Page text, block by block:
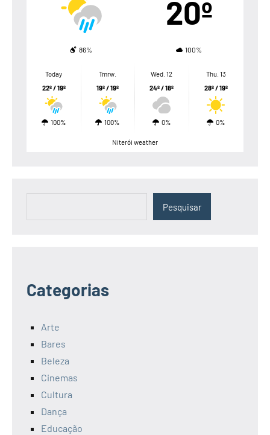
20º
86% 100%
Today
22º / 19º
100%
Tmrw.
19º / 19º
100%
Wed. 12
24º / 18º
0%
Thu. 13
28º / 19º
0%
Niterói weather
Pesquisar
Categorias
Arte
Bares
Beleza
Cinemas
Cultura
Dança
Educação